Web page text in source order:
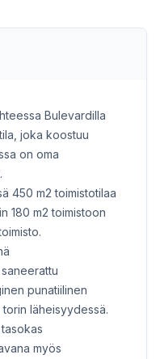
Bulevardilla
joka koostuu
on oma
450 m2 toimistotilaa
180 m2 toimistoon
punatiilinen
läheisyydessä.
myös